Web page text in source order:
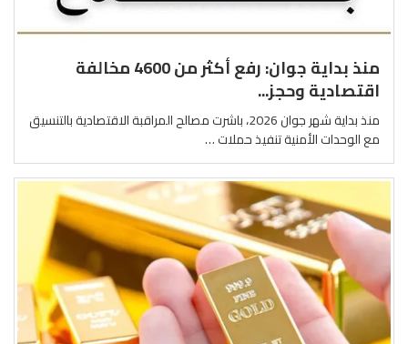
منذ بداية جوان: رفع أكثر من 4600 مخالفة
اقتصادية وحجز...
منذ بداية شهر جوان 2026، باشرت مصالح المراقبة الاقتصادية بالتنسيق
مع الوحدات الأمنية تنفيذ حملات …